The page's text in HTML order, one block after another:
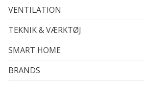
VENTILATION
TEKNIK & VÆRKTØJ
SMART HOME
BRANDS